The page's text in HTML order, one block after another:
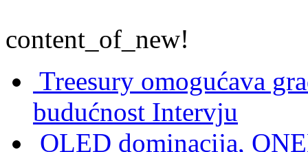
content_of_new!
Treesury omogućava
budućnost Intervju
OLED dominacija,